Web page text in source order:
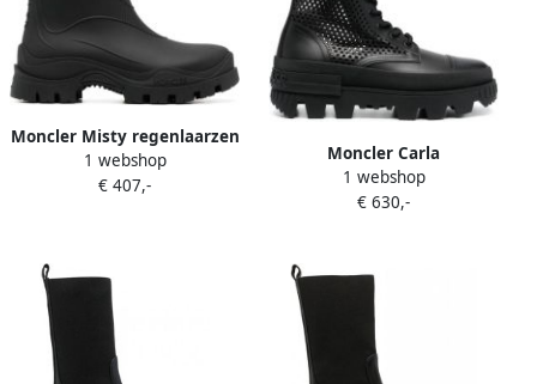
Moncler Misty regenlaarzen
met textuur Zwart
1 webshop
€ 407,-
Moncler Carla
geperforeerde enkellaarzen
Zwart
1 webshop
€ 630,-